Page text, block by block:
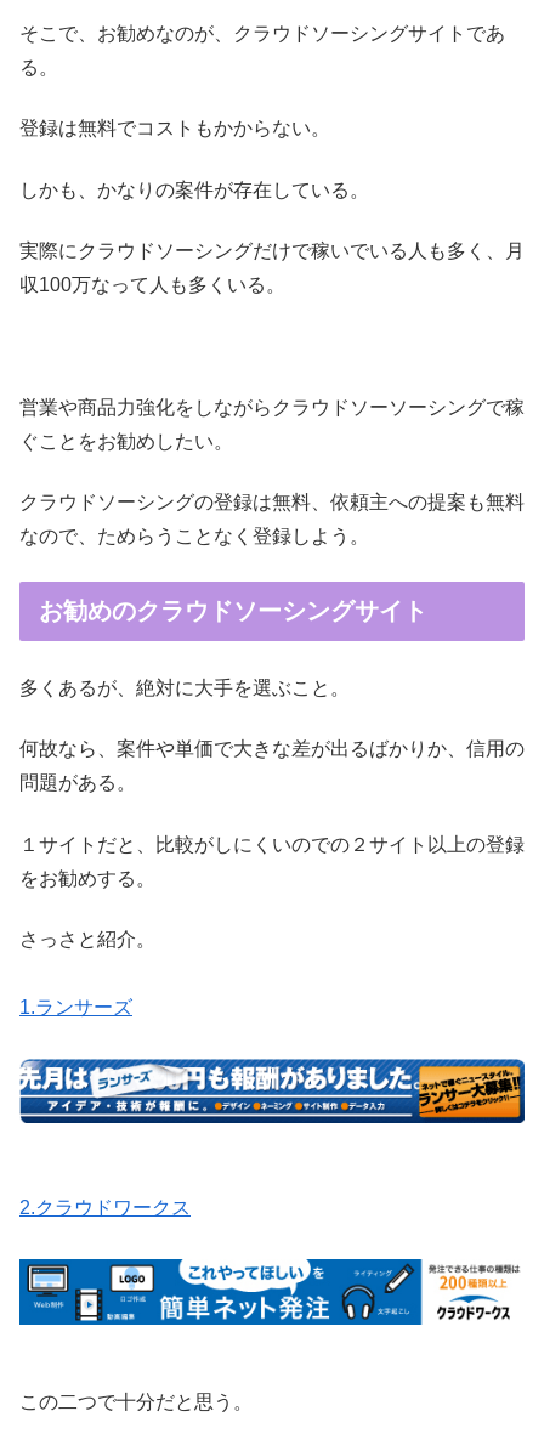
そこで、お勧めなのが、クラウドソーシングサイトであ
る。
登録は無料でコストもかからない。
しかも、かなりの案件が存在している。
実際にクラウドソーシングだけで稼いでいる人も多く、月
収100万なって人も多くいる。
営業や商品力強化をしながらクラウドソーソーシングで稼
ぐことをお勧めしたい。
クラウドソーシングの登録は無料、依頼主への提案も無料
なので、ためらうことなく登録しよう。
お勧めのクラウドソーシングサイト
多くあるが、絶対に大手を選ぶこと。
何故なら、案件や単価で大きな差が出るばかりか、信用の
問題がある。
１サイトだと、比較がしにくいのでの２サイト以上の登録
をお勧めする。
さっさと紹介。
1.ランサーズ
2.クラウドワークス
この二つで十分だと思う。